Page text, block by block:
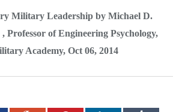
Military Leadership by Michael D.
Professor of Engineering Psychology,
Academy, Oct 06, 2014